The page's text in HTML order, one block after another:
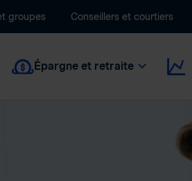
groupes Conseillers et courtiers
Épargne et retraite